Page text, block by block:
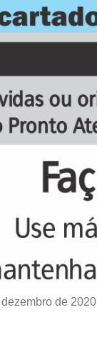
de 2020